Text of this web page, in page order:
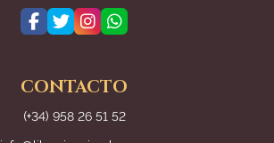
CONTACTO
(+34) 958 26 51 52